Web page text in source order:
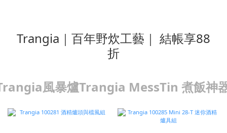
Trangia｜百年野炊工藝｜ 結帳享88
折
風暴爐Trangia MessTin 煮飯神